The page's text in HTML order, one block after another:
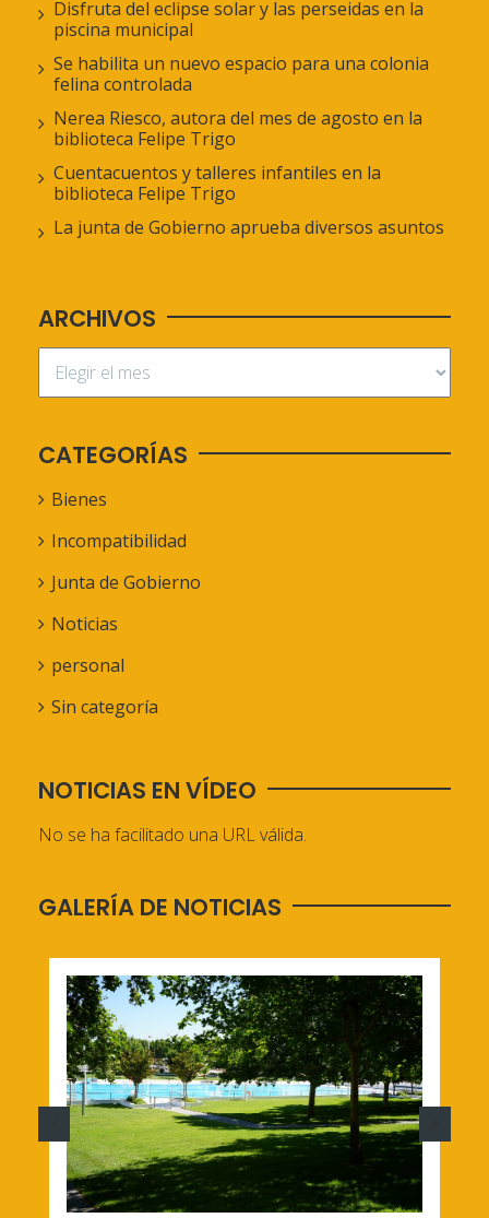
Disfruta del eclipse solar y las perseidas en la
piscina municipal
Se habilita un nuevo espacio para una colonia
felina controlada
Nerea Riesco, autora del mes de agosto en la
biblioteca Felipe Trigo
Cuentacuentos y talleres infantiles en la
biblioteca Felipe Trigo
La junta de Gobierno aprueba diversos asuntos
ARCHIVOS
CATEGORÍAS
Bienes
Incompatibilidad
Junta de Gobierno
Noticias
personal
Sin categoría
NOTICIAS EN VÍDEO
No se ha facilitado una URL válida.
GALERÍA DE NOTICIAS